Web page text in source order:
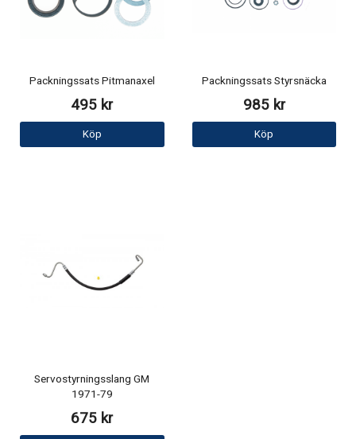
Packningssats Pitmanaxel
495 kr
Köp
Packningssats Styrsnäcka
985 kr
Köp
Servostyrningsslang GM
1971-79
675 kr